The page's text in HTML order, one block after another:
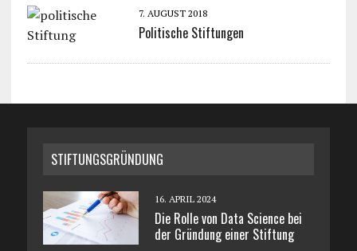
7. AUGUST 2018
Politische Stiftungen
STIFTUNGSGRÜNDUNG
16. APRIL 2024
Die Rolle von Data Science bei
der Gründung einer Stiftung